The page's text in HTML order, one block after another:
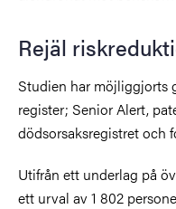
Rejäl
Studien har möjliggjorts
register; Senior Alert,
dödsorsaksregistret och
Utifrån ett underlag på
ett urval av 1 802